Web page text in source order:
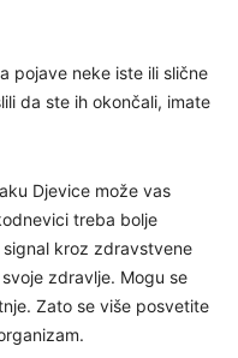
pojave neke iste ili slične
da ste ih okončali, imate
Djevice može vas
treba bolje
kroz zdravstvene
zdravlje. Mogu se
Zato se više posvetite